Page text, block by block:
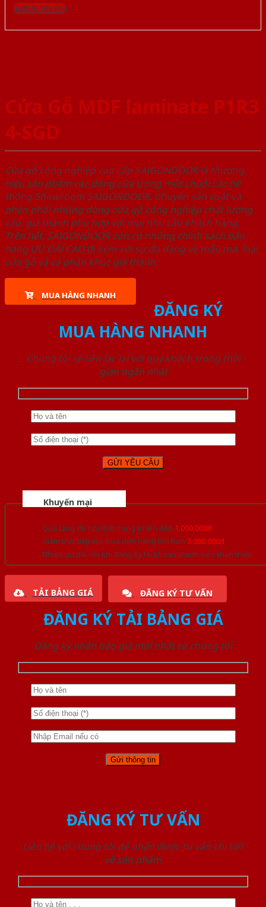
Gọi 0976.169.864
Cửa Gỗ MDF laminate P1R3
4-SGD
Cửa gỗ công nghiệp cao cấp SAIGONDOOR là thương
hiệu sản phẩm các dòng cửa trong một chuỗi các hệ
thống Showroom SAIGONDOOR. Chuyên sản xuất và
phân phối những dòng cửa gỗ công nghiệp chất lượng
cao, giá thành phù hợp với mọi nhu cầu khách hàng.
Trên hết, SAIGONDOOR còn có những chính sách bán
hàng ƯU ĐÃI CAO đi kèm với sự đa dạng về mẫu mã, loại
cửa gỗ và cả phân khúc giá thành.
MUA HÀNG NHANH
ĐĂNG KÝ
MUA HÀNG NHANH
Chúng tôi sẽ liên lạc lại với quý khách trong thời
gian ngắn nhất
Khuyến mại
Quà tặng đồ nội thất trang trí lên đến 1.000.000đ
Giảm trực tiếp khi mua đơn hàng lớn hơn 3.000.000đ
Nhiều ưu đãi lớn khi đăng ký tài khoản thành viên thân thiết
TẢI BẢNG GIÁ ĐĂNG KÝ TƯ VẤN
ĐĂNG KÝ TẢI BẢNG GIÁ
Đăng ký nhận báo giá mới nhất từ chúng tôi
ĐĂNG KÝ TƯ VẤN
Liên hệ với chúng tôi để nhận được tư vấn chi tiết
về sản phẩm